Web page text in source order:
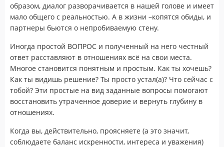
образом, диалог разворачивается в нашей голове и имеет
мало общего с реальностью. А в жизни –копятся обиды, и
партнеры бьются о непробиваемую стену.
Иногда простой ВОПРОС и полученный на него честный
ответ расставляют в отношениях всё на свои места.
Многое становится понятным и простым. Как ты хочешь?
Как ты видишь решение? Ты просто устал(а)? Что сейчас с
тобой? Эти простые на вид заданные вопросы помогают
восстановить утраченное доверие и вернуть глубину в
отношениях.
Когда вы, действительно, проясняете (а это значит,
соблюдаете баланс искренности, интереса и уважения)